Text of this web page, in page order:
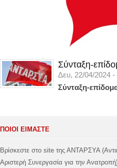
Σύνταξη-
Δευ, 22/04/2024 -
Σύνταξη-
ΠΟΙΟΙ ΕΙΜΑΣΤΕ
Βρίσκεστε στο site της ΑΝΤΑΡΣΥΑ
Αριστερή Συνεργασία για την